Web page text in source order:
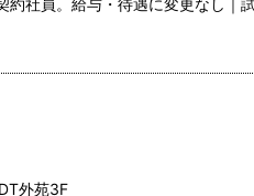
外苑3F